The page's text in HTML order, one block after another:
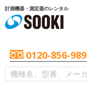
計測機器・測定器のレンタル
0120-856-989